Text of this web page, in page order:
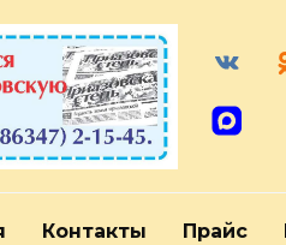
Контакты Прайс